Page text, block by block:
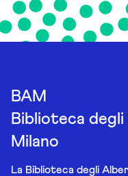
BAM
Biblioteca
Milano
La Biblioteca degli